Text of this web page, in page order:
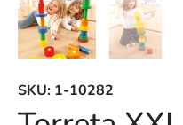
SKU: 1-10282